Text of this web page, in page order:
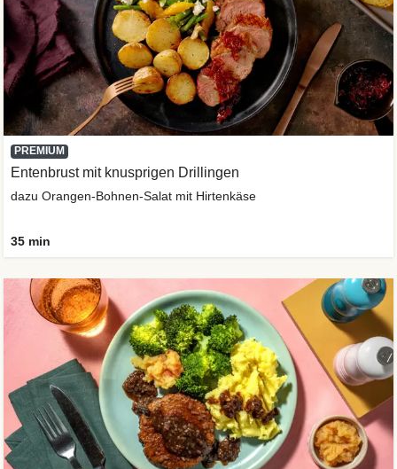
PREMIUM
Entenbrust mit knusprigen Drillingen
dazu Orangen-Bohnen-Salat mit Hirtenkäse
35 min